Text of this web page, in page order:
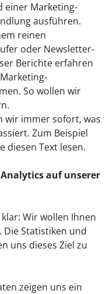
einer Marketing-
ausführen.
reinen
oder Newsletter-
Berichte erfahren
So wollen wir
wir immer sofort, was
Zum Beispiel
diesen Text lesen.
auf unserer
Wir wollen Ihnen
Die Statistiken und
uns dieses Ziel zu
zeigen uns ein